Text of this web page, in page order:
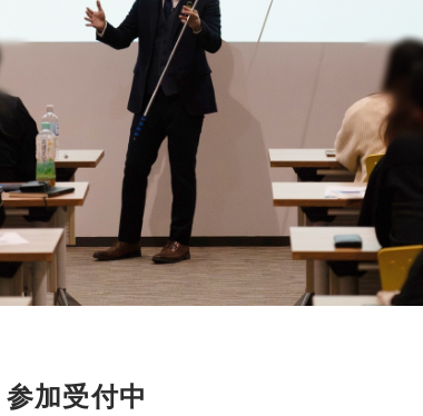
加受付中